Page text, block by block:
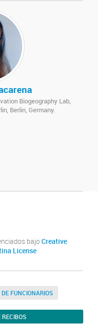
Biogeography Lab,
Berlin, Germany.
bajo Creative
License
FUNCIONARIOS